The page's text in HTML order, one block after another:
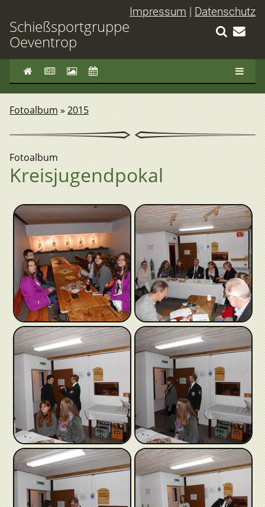
Impressum | Datenschutz
Schießsportgruppe
Oeventrop
Fotoalbum »2015
Fotoalbum
Kreisjugendpokal